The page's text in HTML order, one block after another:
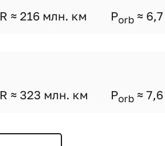
R ≈ 216 млн. км Porb ≈ 6,7
R ≈ 323 млн. км Porb ≈ 7,6